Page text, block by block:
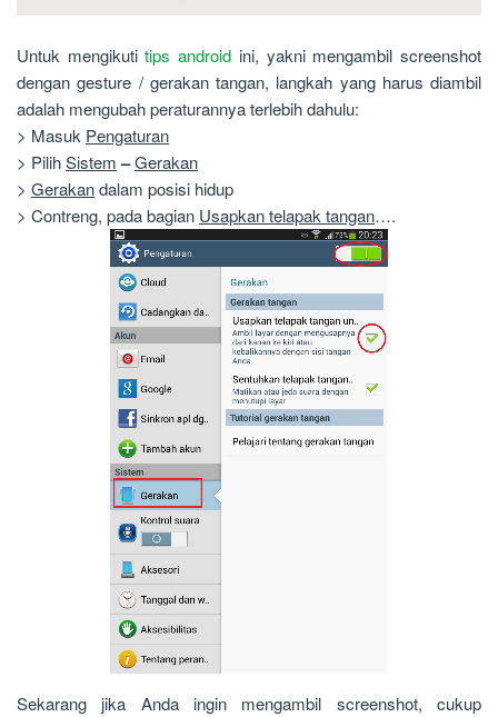
Untuk mengikutitips android ini, yakni mengambil screenshot
dengan gesture / gerakan tangan, langkah yang harus diambil
adalah mengubah peraturannya terlebih dahulu:
> Masuk Pengaturan
> PilihSistem–Gerakan
> Gerakandalam posisi hidup
> Contreng, pada bagian Usapkan telapak tangan….
Sekarang jika Anda ingin mengambil screenshot, cukup